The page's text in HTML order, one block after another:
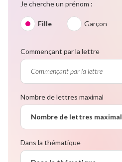
Je cherche un prénom :
Fille Garçon
Commençant par la lettre
Nombre de lettres maximal
Nombre de lettres maximal
Dans la thématique